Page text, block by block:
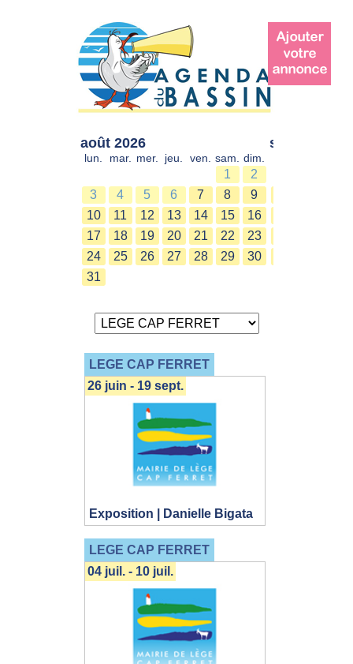
août 2026
lun. mar. mer. jeu. ven. sam. dim.
1
2
3
4 5 6 7 8
9
10
11 12 13 14 15
16
17
18 19 20 21 22
23
24
25 26 27 28 29
30
31
sept. 2026
LEGE CAP FERRET
Exposition | Danielle Bigata
26 juin - 19 sept.
LEGE CAP FERRET
04 juil. - 10 juil.